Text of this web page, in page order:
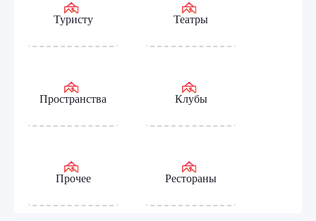
Туристу Театры
Пространства Клубы
Прочее Рестораны